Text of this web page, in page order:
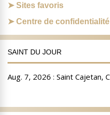
Sites favoris
Centre de confidentialité
SAINT DU JOUR